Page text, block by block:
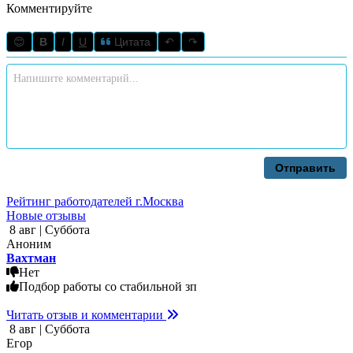
Комментируйте
😊 B I U Цитата ↶ ↷
Отправить
Рейтинг работодателей г.Москва
Новые отзывы
8 авг | Суббота
Аноним
Вахтман
Нет
Подбор работы со стабильной зп
Читать отзыв и комментарии
8 авг | Суббота
Егор